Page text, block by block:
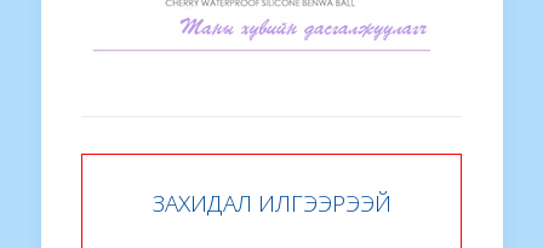
ЗАХИДАЛ ИЛГЭЭРЭЭЙ